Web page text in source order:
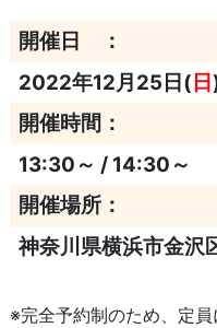
開催日 ：
2022年12月25日( 日
開催時間：
13:30～ / 14:30～
開催場所：
神奈川県横浜市金沢
※完全予約制のため、定